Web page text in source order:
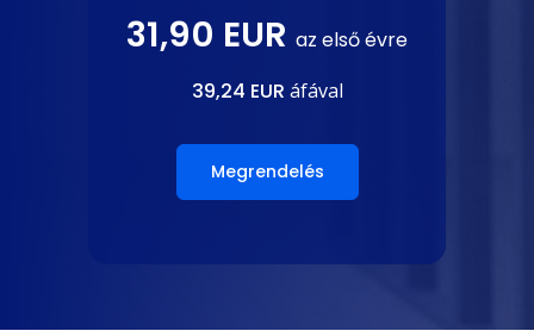
31,90 EUR az első évre
39,24 EUR áfával
Megrendelés